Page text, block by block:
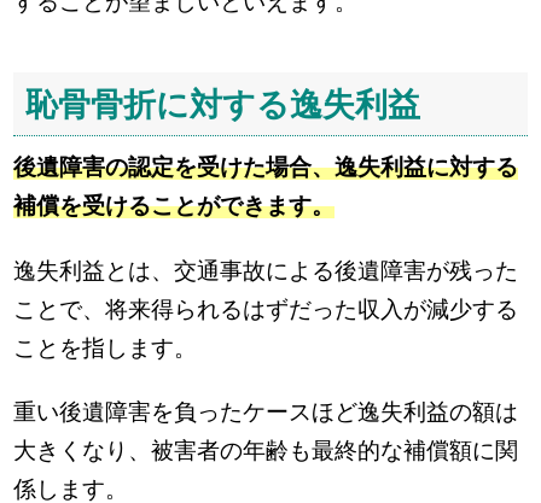
恥骨骨折に対する逸失利益
後遺障害の認定を受けた場合、逸失利益に対する
補償を受けることができます。
逸失利益とは、交通事故による後遺障害が残った
ことで、将来得られるはずだった収入が減少する
ことを指します。
重い後遺障害を負ったケースほど逸失利益の額は
大きくなり、被害者の年齢も最終的な補償額に関
係します。